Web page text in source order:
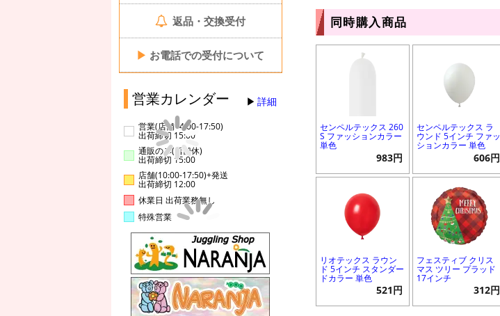
返品・交換受付
▶ お電話での受付について
営業カレンダー 詳細
営業(店舗14:00-17:50)
出荷締切 15:00
通販のみ(店舗休)
出荷締切 15:00
店舗(10:00-17:50)+発送
出荷締切 12:00
休業日 出荷業務無し
特殊営業
同時購入商品
センペルテックス 260
S ファッションカラー
単色
983円
センペルテックス ラ
ウンド 5インチ ファッ
ションカラー 単色
606円
リオテックス ラウン
ド 5インチ スタンダー
ドカラー 単色
521円
フェスティブ クリス
マス ツリー プラッド
17インチ
312円